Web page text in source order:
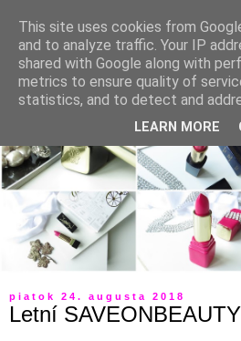
piatok 24. augusta 2018
Letní
This site uses cookies from
and to analyze traffic. Your IP
shared with Google along with
metrics to ensure quality of
statistics, and to detect and
LEARN MORE